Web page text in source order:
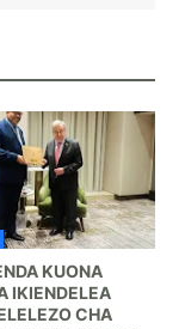
KUONA
IKIENDELEA
CHA